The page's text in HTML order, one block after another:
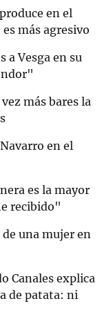
en el
más agresivo
a Vesga en su
más bares la
en el
es la mayor
recibido"
una mujer en
Canales explica
de patata: ni